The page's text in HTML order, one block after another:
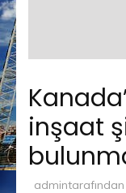
inşaat
admintarafından